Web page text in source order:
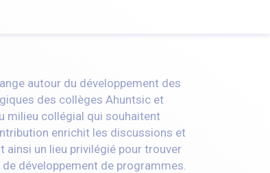
autour du développement des
des collèges Ahuntsic et
milieu collégial qui souhaitent
enrichit les discussions et
un lieu privilégié pour trouver
développement de programmes.